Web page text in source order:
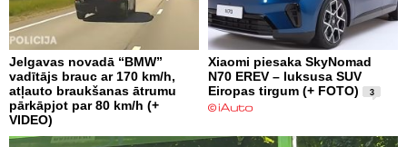
Jelgavas novadā “BMW”
vadītājs brauc ar 170 km/h,
atļauto braukšanas ātrumu
pārkāpjot par 80 km/h (+
VIDEO)
Xiaomi piesaka SkyNomad
N70 EREV – luksusa SUV
Eiropas tirgum (+ FOTO)
3